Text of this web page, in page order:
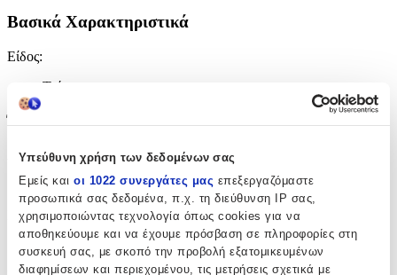
Υπεύθυνη χρήση των δεδομένων σας
Εμείς και οι 1022 συνεργάτες μας επεξεργαζόμαστε
προσωπικά σας δεδομένα, π.χ. τη διεύθυνση IP σας,
χρησιμοποιώντας τεχνολογία όπως cookies για να
αποθηκεύουμε και να έχουμε πρόσβαση σε πληροφορίες στη
συσκευή σας, με σκοπό την προβολή εξατομικευμένων
διαφημίσεων και περιεχομένου, τις μετρήσεις σχετικά με
Βασικά Χαρακτηριστικά
Είδος:
Τοίχου
Έξτρα Χαρακτηριστικά
Αφρώδες:
Όχι
Βινυλίου:
Όχι